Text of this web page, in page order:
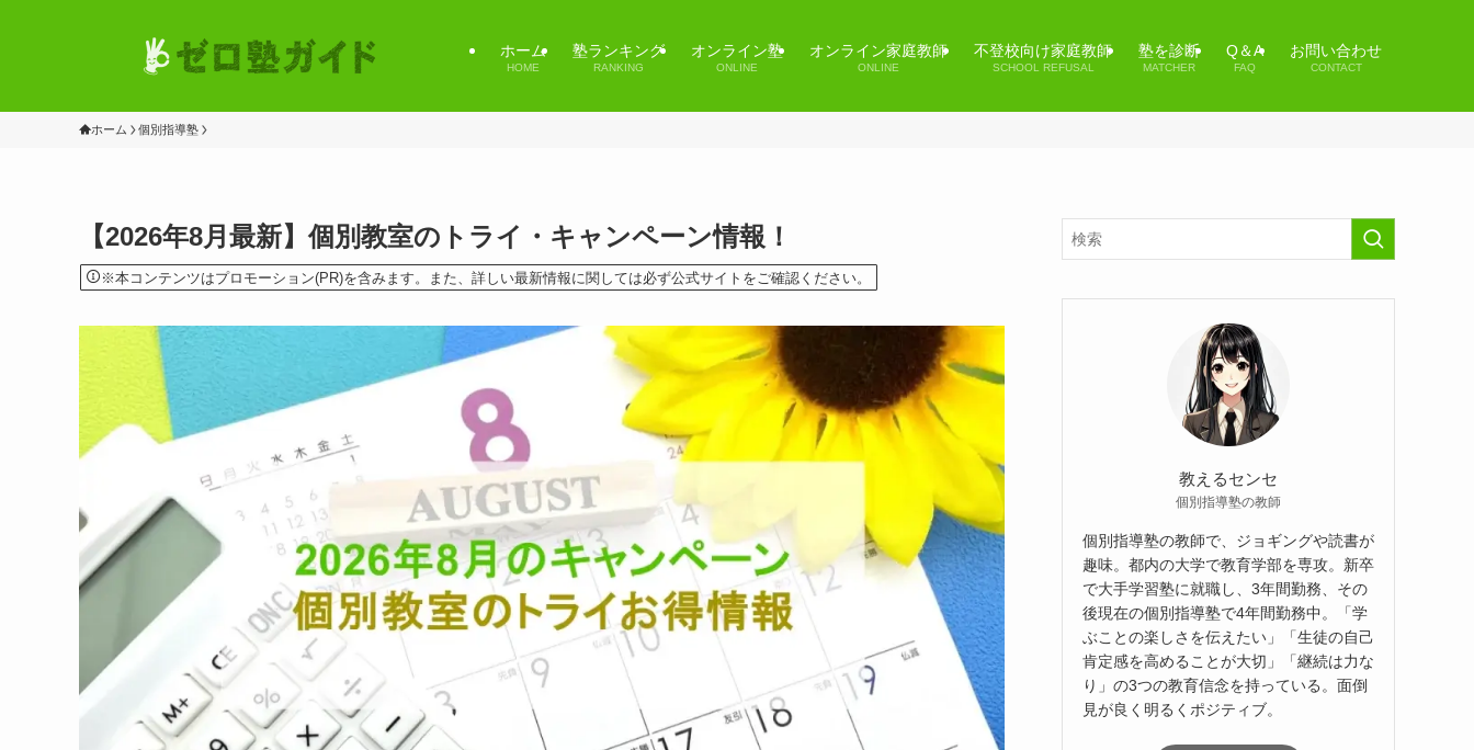
ホーム
HOME
塾ランキング
RANKING
オンライン塾
ONLINE
オンライン家庭教師
ONLINE
不登校向け家庭教師
SCHOOL REFUSAL
塾を診断
MATCHER
Q＆A
FAQ
お問い合わせ
CONTACT
ホーム 個別指導塾
【2026年8月最新】個別教室のトライ・キャンペーン情報！
※本コンテンツはプロモーション(PR)を含みます。また、詳しい最新情報に関しては必ず公式サイトをご確認ください。
教えるセンセ
個別指導塾の教師
個別指導塾の教師で、ジョギングや読書が
趣味。都内の大学で教育学部を専攻。新卒
で大手学習塾に就職し、3年間勤務、その
後現在の個別指導塾で4年間勤務中。「学
ぶことの楽しさを伝えたい」「生徒の自己
肯定感を高めることが大切」「継続は力な
り」の3つの教育信念を持っている。面倒
見が良く明るくポジティブ。